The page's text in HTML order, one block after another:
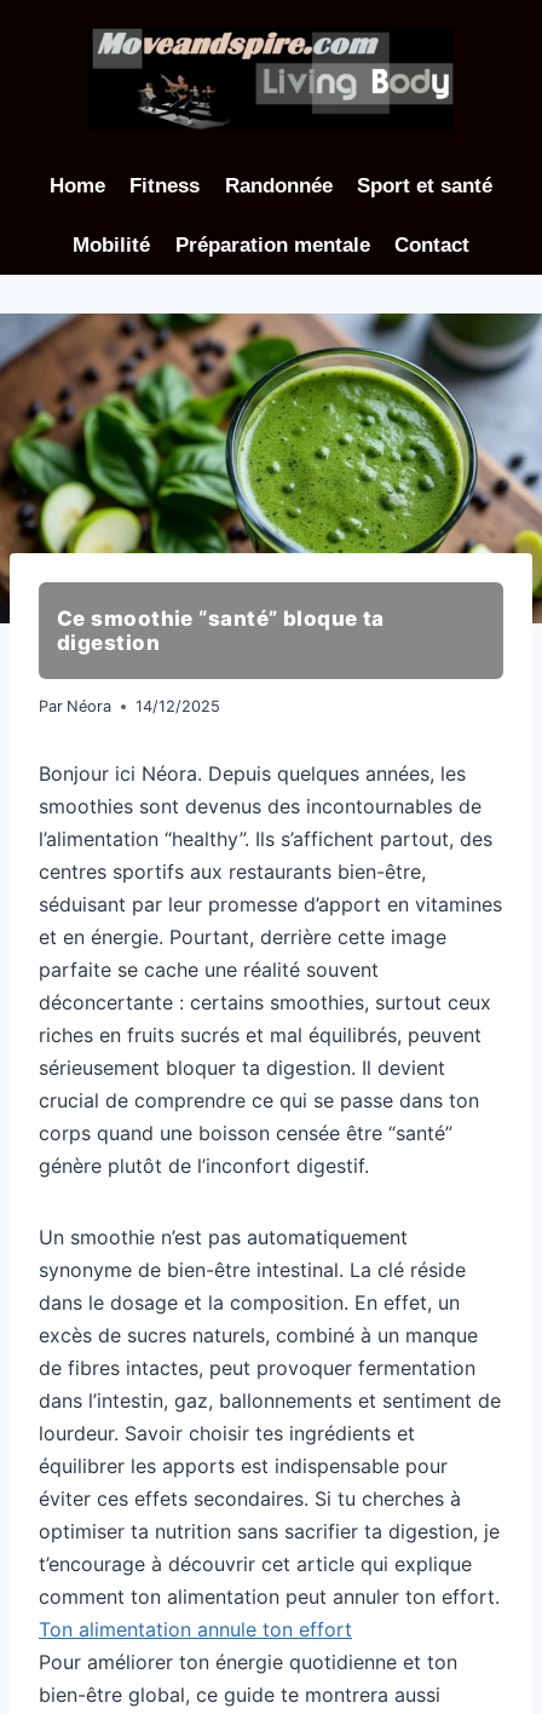
Home Fitness Randonnée Sport et santé
Mobilité Préparation mentale Contact
Ce smoothie “santé” bloque ta
digestion
Par Néora 14/12/2025
Bonjour ici Néora. Depuis quelques années, les
smoothies sont devenus des incontournables de
l’alimentation “healthy”. Ils s’affichent partout, des
centres sportifs aux restaurants bien-être,
séduisant par leur promesse d’apport en vitamines
et en énergie. Pourtant, derrière cette image
parfaite se cache une réalité souvent
déconcertante : certains smoothies, surtout ceux
riches en fruits sucrés et mal équilibrés, peuvent
sérieusement bloquer ta digestion. Il devient
crucial de comprendre ce qui se passe dans ton
corps quand une boisson censée être “santé”
génère plutôt de l’inconfort digestif.
Un smoothie n’est pas automatiquement
synonyme de bien-être intestinal. La clé réside
dans le dosage et la composition. En effet, un
excès de sucres naturels, combiné à un manque
de fibres intactes, peut provoquer fermentation
dans l’intestin, gaz, ballonnements et sentiment de
lourdeur. Savoir choisir tes ingrédients et
équilibrer les apports est indispensable pour
éviter ces effets secondaires. Si tu cherches à
optimiser ta nutrition sans sacrifier ta digestion, je
t’encourage à découvrir cet article qui explique
comment ton alimentation peut annuler ton effort.
Ton alimentation annule ton effort
Pour améliorer ton énergie quotidienne et ton
bien-être global, ce guide te montrera aussi